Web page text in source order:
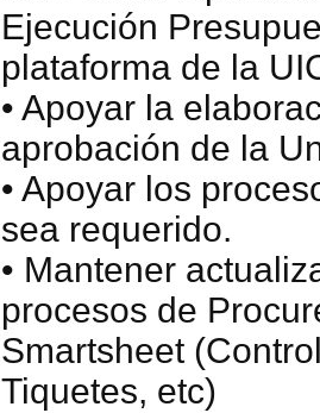
Ejecución
plataforma de la
• Apoyar la
aprobación de la
• Apoyar los
sea requerido.
• Mantener
procesos de
Smartsheet
Tiquetes, etc)